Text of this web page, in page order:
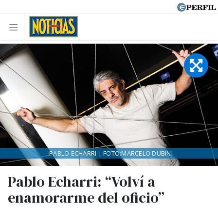
Pablo Echarri: “Volví a
enamorarme del oficio”
PABLO ECHARRI | FOTO:MARCELO DUBINI